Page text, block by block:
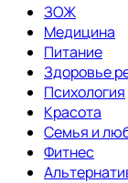
ЗОЖ
Медицина
Питание
Здоровье
Психология
Красота
Семья и
Фитнес